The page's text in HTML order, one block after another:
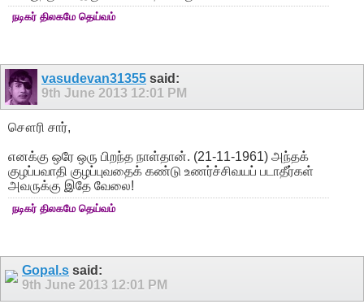
நடிகர் திலகமே தெய்வம்
vasudevan31355 said:
9th June 2013 12:01 PM
சௌரி சார்,
எனக்கு ஒரே ஒரு பிறந்த நாள்தான். (21-11-1961) அந்தக்
குழப்பவாதி குழப்புவதைக் கண்டு உணர்ச்சிவயப் படாதீர்கள்
அவருக்கு இதே வேலை!
நடிகர் திலகமே தெய்வம்
Gopal.s said:
9th June 2013 12:01 PM